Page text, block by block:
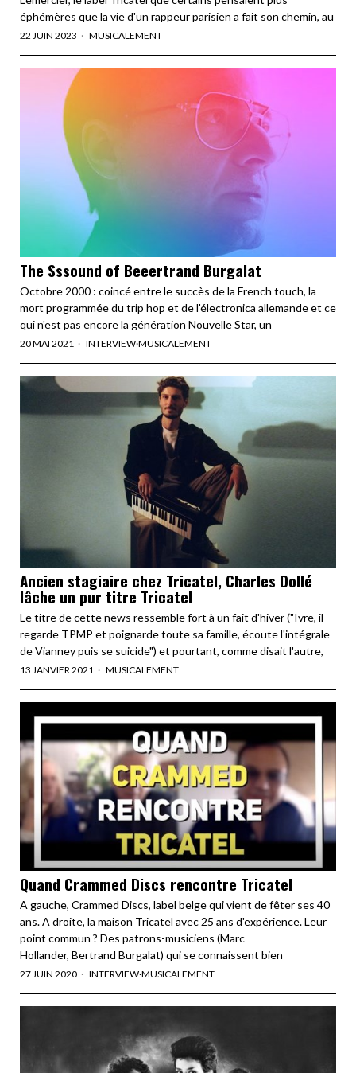
éphémères que la vie d'un rappeur parisien a fait son chemin, au
22 JUIN 2023 MUSICALEMENT
The Sssound of Beeertrand Burgalat
Octobre 2000 : coincé entre le succès de la French touch, la
mort programmée du trip hop et de l'électronica allemande et ce
qui n'est pas encore la génération Nouvelle Star, un
20 MAI 2021 INTERVIEW·MUSICALEMENT
Ancien stagiaire chez Tricatel, Charles Dollé
lâche un pur titre Tricatel
Le titre de cette news ressemble fort à un fait d'hiver ("Ivre, il
regarde TPMP et poignarde toute sa famille, écoute l'intégrale
de Vianney puis se suicide") et pourtant, comme disait l'autre,
13 JANVIER 2021 MUSICALEMENT
Quand Crammed Discs rencontre Tricatel
A gauche, Crammed Discs, label belge qui vient de fêter ses 40
ans. A droite, la maison Tricatel avec 25 ans d'expérience. Leur
point commun ? Des patrons-musiciens (Marc
Hollander, Bertrand Burgalat) qui se connaissent bien
27 JUIN 2020 INTERVIEW·MUSICALEMENT